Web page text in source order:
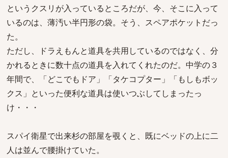
というクスリが入っているところだが、今、そこに入って
いるのは、薄汚い半円形の袋。そう、スペアポケットだっ
た。
ただし、ドラえもんと道具を共用しているのではなく、分
かれるときに数十点の道具を入れてくれたのだ。中学の３
年間で、「どこでもドア」「タケコプター」「もしもボッ
クス」といった便利な道具は使いつぶしてしまったっ
け・・・
スパイ衛星で出来杉の部屋を覗くと、既にベッドの上に二
人は並んで腰掛けていた。